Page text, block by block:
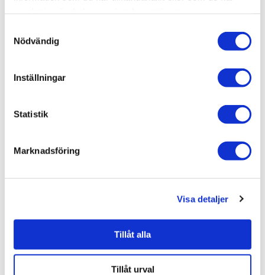
Nödvändig
Inställningar
Statistik
Marknadsföring
Visa detaljer
Tillåt alla
Tillåt urval
Hem & inredning / Belysning / Lampor /
Taklampor
Artwood Rome Taklampa
JUST NU!